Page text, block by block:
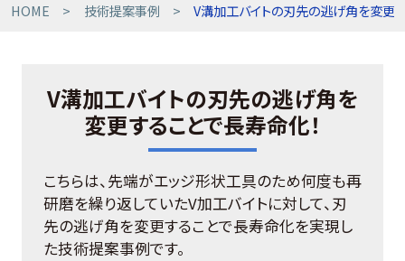
技術コラム
お客様の声
HOME 技術提案事例 V溝加工バイトの刃先の逃げ角を変更
V溝加工バイトの刃先の逃げ角を
変更することで長寿命化！
こちらは、先端がエッジ形状工具のため何度も再
研磨を繰り返していたV加工バイトに対して、刃
先の逃げ角を変更することで長寿命化を実現し
た技術提案事例です。